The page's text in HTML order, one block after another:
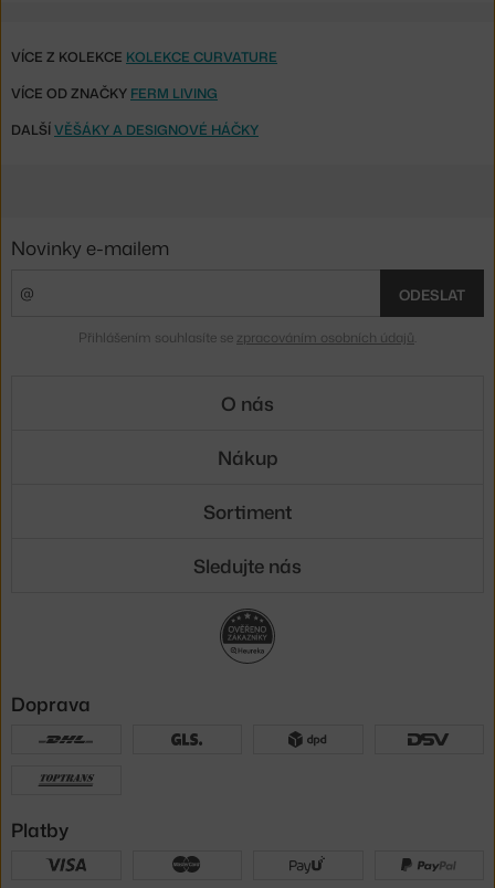
VÍCE Z KOLEKCE KOLEKCE CURVATURE
VÍCE OD ZNAČKY FERM LIVING
DALŠÍVĚŠÁKY A DESIGNOVÉ HÁČKY
Novinky e-mailem
ODESLAT
Přihlášením souhlasíte se zpracováním osobních údajů
O nás
Nákup
Sortiment
Sledujte nás
Doprava
Platby